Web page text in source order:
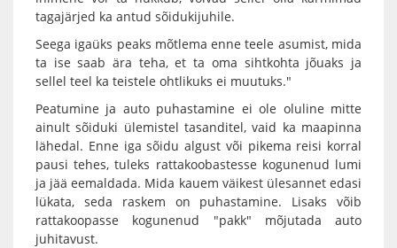
tagajärjed ka antud sõidukijuhile.
Seega igaüks peaks mõtlema enne teele asumist, mida
ta ise saab ära teha, et ta oma sihtkohta jõuaks ja
sellel teel ka teistele ohtlikuks ei muutuks."
Peatumine ja auto puhastamine ei ole oluline mitte
ainult sõiduki ülemistel tasanditel, vaid ka maapinna
lähedal. Enne iga sõidu algust või pikema reisi korral
pausi tehes, tuleks rattakoobastesse kogunenud lumi
ja jää eemaldada. Mida kauem väikest ülesannet edasi
lükata, seda raskem on puhastamine. Lisaks võib
rattakoopasse kogunenud "pakk" mõjutada auto
juhitavust.